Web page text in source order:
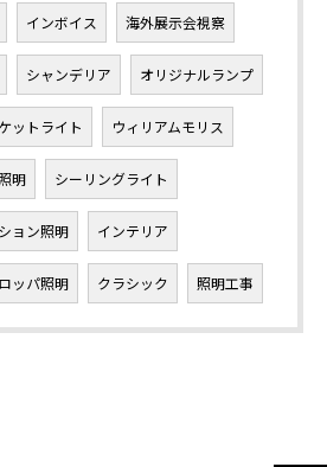
インボイス 海外展示会視察
シャンデリア オリジナルランプ
ットライト ウィリアムモリス
明 シーリングライト
ョン照明 インテリア
ッパ照明 クラシック 照明工事